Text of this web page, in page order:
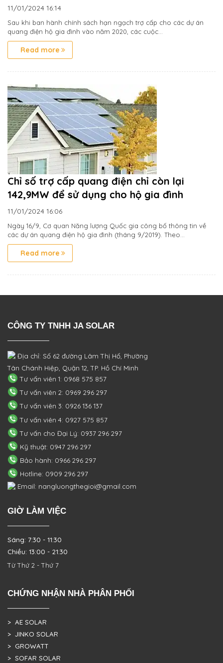
11/01/2024 16:14
Sau khi ban hành chính sách hạn ngạch trợ cấp cho các dự án
quang điện hộ gia đình vào năm 2020, các cuộc...
Read more
Chỉ số trợ cấp quang điện chỉ còn lại
142,9MW để sử dụng cho hộ gia đình
11/01/2024 16:06
Ngày 16/9, Cơ quan Năng lượng Quốc gia công bố thông tin về
các dự án quang điện hộ gia đình (tháng 9/2019). Theo...
Read more
CÔNG TY TNHH JA SOLAR
Địa chỉ: Số 62 đường Lâm Thị Hố, Phường
Tân Chánh Hiệp, Quận 12, TP. Hồ Chí Minh
Tư vấn viên 1: 0968 575 857
Tư vấn viên 2: 0969 296 297
Tư vấn viên 3: 0926 136 137
Tư vấn viên 4: 0927 575 857
Tư vấn cho Đại Lý: 0937 296 297
Kỹ thuật: 0947 296 297
Bảo hành: 0966 296 297
Hotline: 0909 296 297
Email: nangluongthegioi@gmail.com
GIỜ LÀM VIỆC
Sáng: 7:30 - 11:30
Chiều: 13:00 - 21:30
Từ Thứ 2 - Thứ 7
CHỨNG NHẬN NHÀ PHÂN PHỐI
> AE SOLAR
> JINKO SOLAR
> GROWATT
> SOFAR SOLAR